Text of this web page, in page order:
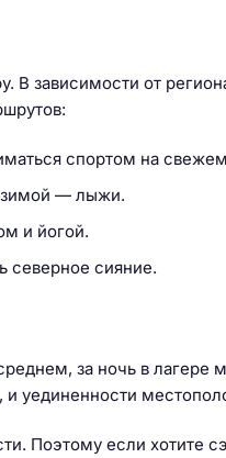
В зависимости от
спортом на
зимой — лыжи.
и йогой.
северное сияние.
за ночь в лагере
и уединенности
Поэтому если хотите